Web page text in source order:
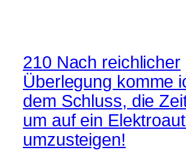
210 Nach reichlicher
Überlegung komme
dem Schluss, die
um auf ein
umzusteigen!